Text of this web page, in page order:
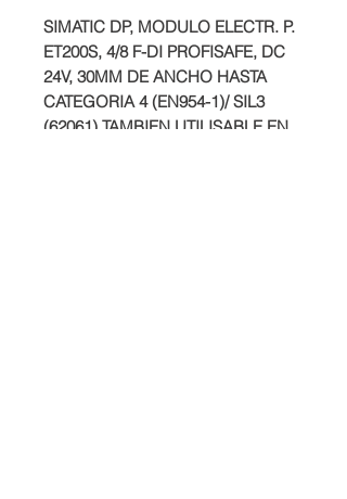
SIMATIC DP, MODULO ELECTR. P.
ET200S, 4/8 F-DI PROFISAFE, DC
24V, 30MM DE ANCHO HASTA
CATEGORIA 4 (EN954-1)/ SIL3
(62061) TAMBIEN UTILISABLE EN